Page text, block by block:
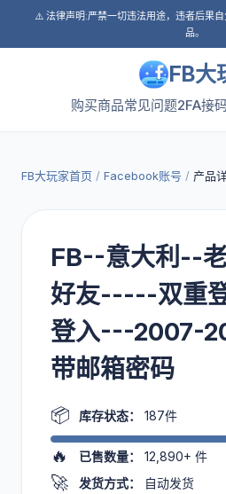
⚠️ 法律声明:严禁一切违法用途，违者后果
品。
FB大
购买商品常见问题2FA接码
FB大玩家首页 / Facebook账号 / 产品
FB--意大利--
好友-----双重
登入---2007-
带邮箱密码
📦 库存状态： 187件
🔥 已售数量： 12,890+ 件
🚀 发货方式： 自动发货